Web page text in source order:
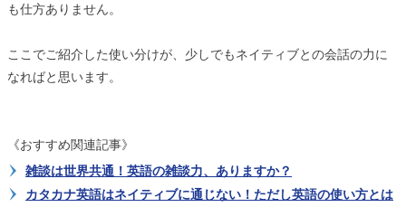
も仕方ありません。
ここでご紹介した使い分けが、少しでもネイティブとの会話の力に
なればと思います。
《おすすめ関連記事》
雑談は世界共通！英語の雑談力、ありますか？
カタカナ英語はネイティブに通じない！ただし英語の使い方とは